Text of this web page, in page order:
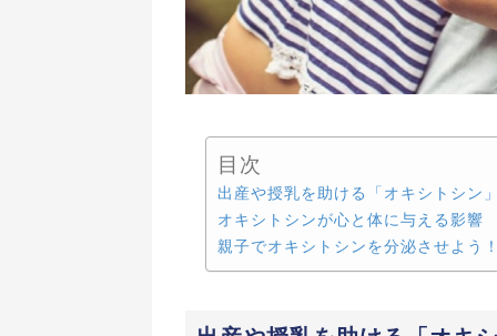
目次
出産や授乳を助ける「オキシトシン
オキシトシンが心と体に与える影響
親子でオキシトシンを分泌させよう